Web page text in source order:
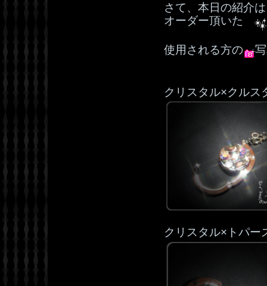
さて、本日の紹介
オーダー頂いた
使用される方の
クリスタル×クルス
クリスタル×トパー